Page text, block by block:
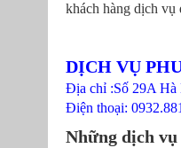
khách hàng dịch vụ
DỊCH VỤ
Địa chỉ :Số 29A Hà
Điện thoại:
Những dịch